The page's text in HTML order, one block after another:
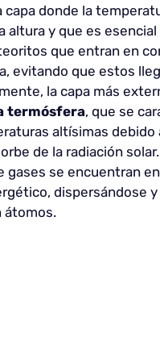
capa donde la
altura y que es esencial
que entran en
evitando que estos
la capa más
termósfera, que se
altísimas debido
de la radiación
gases se encuentran
dispersándose y
átomos.